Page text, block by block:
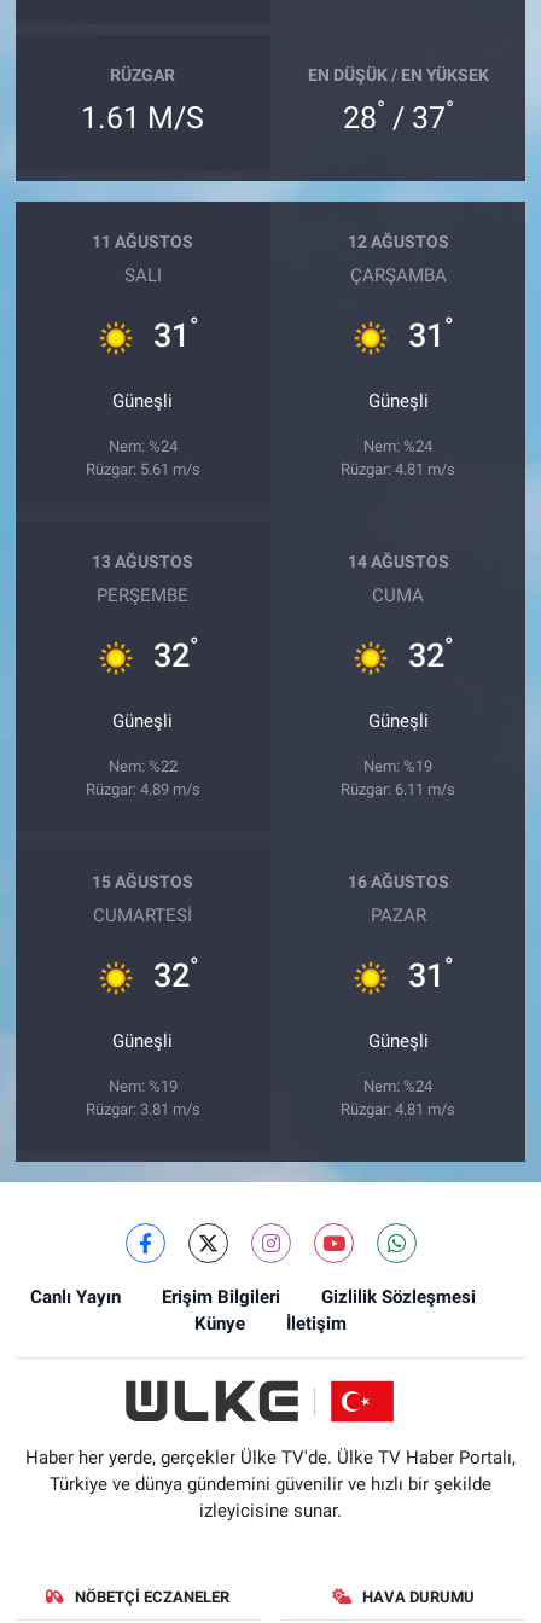
RÜZGAR
1.61 M/S
EN DÜŞÜK / EN YÜKSEK
28° / 37°
11 AĞUSTOS
SALI
31 °
Güneşli
Nem: %24
Rüzgar: 5.61 m/s
12 AĞUSTOS
ÇARŞAMBA
31 °
Güneşli
Nem: %24
Rüzgar: 4.81 m/s
13 AĞUSTOS
PERŞEMBE
32°
Güneşli
Nem: %22
Rüzgar: 4.89 m/s
14 AĞUSTOS
CUMA
32°
Güneşli
Nem: %19
Rüzgar: 6.11 m/s
15 AĞUSTOS
CUMARTESI
32°
Güneşli
Nem: %19
Rüzgar: 3.81 m/s
16 AĞUSTOS
PAZAR
31 °
Güneşli
Nem: %24
Rüzgar: 4.81 m/s
Canlı Yayın Erişim Bilgileri
Gizlilik Sözleşmesi
Künye
İletişim
Haber her yerde, gerçekler Ülke TV'de. Ülke TV Haber Portalı,
Türkiye ve dünya gündemini güvenilir ve hızlı bir şekilde
izleyicisine sunar.
NÖBETÇI ECZANELER HAVA DURUMU